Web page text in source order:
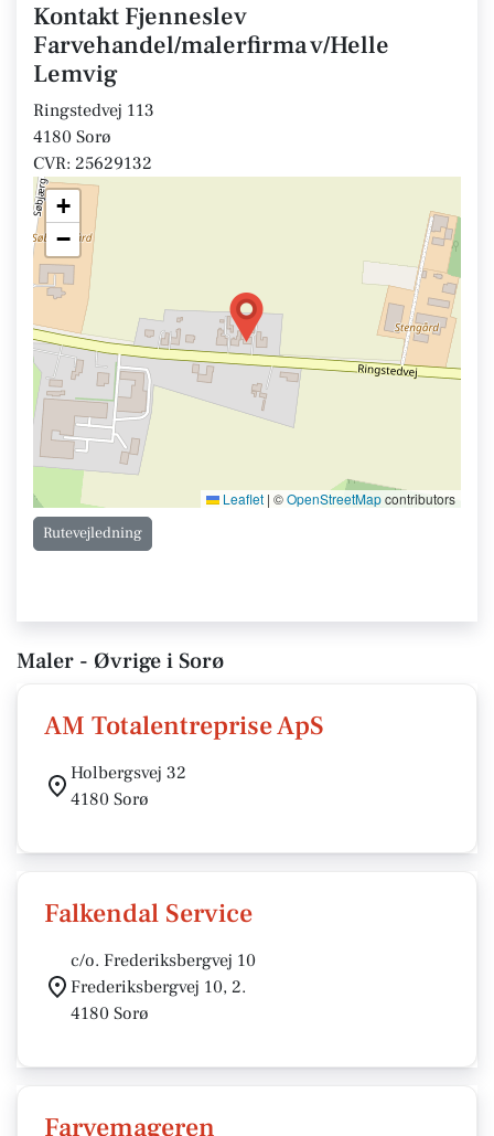
Kontakt Fjenneslev
Farvehandel/malerfirma v/Helle
Lemvig
Ringstedvej 113
4180 Sorø
CVR: 25629132
+
−
Leaflet | ©OpenStreetMapcontributors
Rutevejledning
Maler - Øvrige i Sorø
AM Totalentreprise ApS
Holbergsvej 32
4180 Sorø
Falkendal Service
c/o. Frederiksbergvej 10
Frederiksbergvej 10, 2.
4180 Sorø
Farvemageren